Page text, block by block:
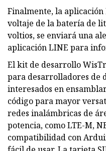
Finalmente, la
voltaje de la batería de
voltios, se enviará una
aplicación LINE para
El kit de desarrollo
para desarrolladores de
interesados ​​en
código para mayor
redes inalámbricas de
potencia, como LTE-M,
compatibilidad con